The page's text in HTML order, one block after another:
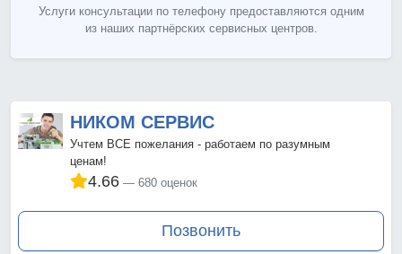
Услуги консультации по телефону предоставляются одним
из наших партнёрских сервисных центров.
НИКОМ СЕРВИС
Учтем ВСЕ пожелания - работаем по разумным
ценам!
4.66 680 оценок
Позвонить